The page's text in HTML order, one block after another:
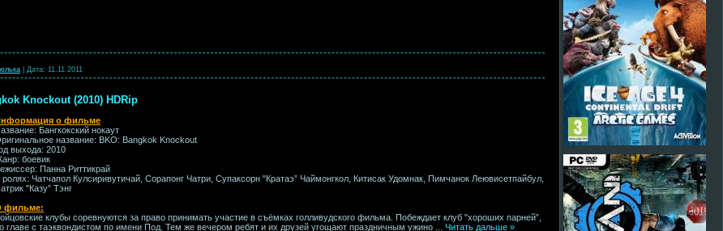
Дата: 11.11.2011
Knockout (2010) HDRip
о фильме
Бангкокский нокаут
название: BKO: Bangkok Knockout
выхода: 2010
боевик
Панна Риттикрай
ролях: Чатчапол Кулсиривутичай, Сорапонг Чатри, Супаксорн "Кратаэ” Чаймонгкол, Китисак Удомнак, Пимчанок Леювисетпайбул,
"Казу” Тэнг
фильме:
клубы соревнуются за право принимать участие в съёмках голливудского фильма. Побеждает клуб "хороших парней”,
главе с таэквондистом по имени Под. Тем же вечером ребят и их друзей угощают праздничным ужино
Читать дальше »